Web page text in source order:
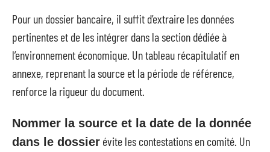
Pour un dossier bancaire, il suffit d’extraire les données
pertinentes et de les intégrer dans la section dédiée à
l’environnement économique. Un tableau récapitulatif en
annexe, reprenant la source et la période de référence,
renforce la rigueur du document.
Nommer la source et la date de la donnée
dans le dossier évite les contestations en comité. Un